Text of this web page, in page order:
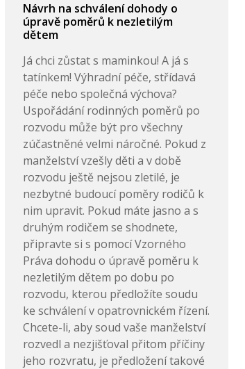
Návrh na schválení dohody o
úpravě poměrů k nezletilým
dětem
Já chci zůstat s maminkou! A já s
tatínkem! Výhradní péče, střídavá
péče nebo společná výchova?
Uspořádání rodinných poměrů po
rozvodu může být pro všechny
zúčastněné velmi náročné. Pokud z
manželství vzešly děti a v době
rozvodu ještě nejsou zletilé, je
nezbytné budoucí poměry rodičů k
nim upravit. Pokud máte jasno a s
druhým rodičem se shodnete,
připravte si s pomocí Vzorného
Práva dohodu o úpravě poměru k
nezletilým dětem po dobu po
rozvodu, kterou předložíte soudu
ke schválení v opatrovnickém řízení.
Chcete-li, aby soud vaše manželství
rozvedl a nezjišťoval přitom příčiny
jeho rozvratu, je předložení takové